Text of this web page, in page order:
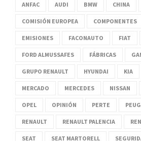
ANFAC AUDI BMW CHINA
COMISIÓN EUROPEA COMPONENTES
EMISIONES FACONAUTO FIAT
FORD ALMUSSAFES FÁBRICAS
GRUPO RENAULT HYUNDAI KIA
MERCADO MERCEDES NISSAN
OPEL OPINIÓN PERTE
RENAULT RENAULT PALENCIA
SEAT SEAT MARTORELL